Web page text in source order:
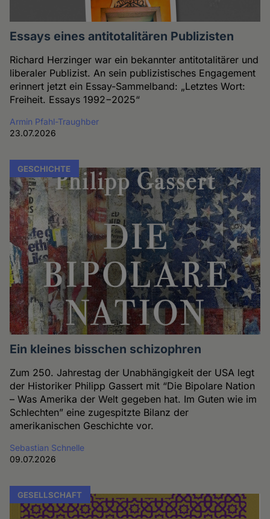
Essays eines antitotalitären Publizisten
Richard Herzinger war ein bekannter antitotalitärer und
liberaler Publizist. An sein publizistisches Engagement
erinnert jetzt ein Essay-Sammelband: „Letztes Wort:
Freiheit. Essays 1992−2025“
Armin Pfahl-Traughber
23.07.2026
GESCHICHTE
Ein kleines bisschen schizophren
Zum 250. Jahrestag der Unabhängigkeit der USA legt
der Historiker Philipp Gassert mit “Die Bipolare Nation
– Was Amerika der Welt gegeben hat. Im Guten wie im
Schlechten” eine zugespitzte Bilanz der
amerikanischen Geschichte vor.
Sebastian Schnelle
09.07.2026
GESELLSCHAFT